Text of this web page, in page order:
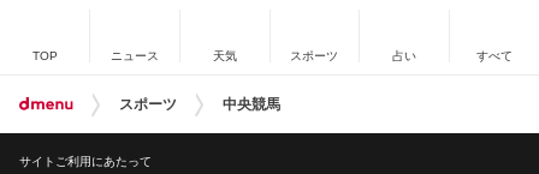
TOP ニュース 天気 スポーツ 占い すべて
スポーツ 中央競馬
サイトご利用にあたって